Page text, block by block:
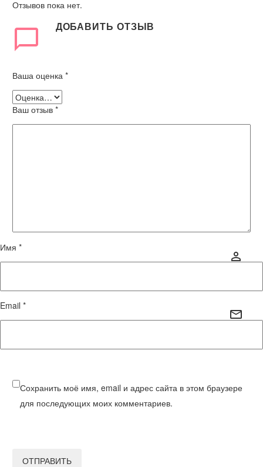
Отзывов пока нет.
ДОБАВИТЬ ОТЗЫВ
Ваша оценка *
Ваш отзыв *
Имя *
Email *
Сохранить моё имя, email и адрес сайта в этом браузере
для последующих моих комментариев.
ОТПРАВИТЬ